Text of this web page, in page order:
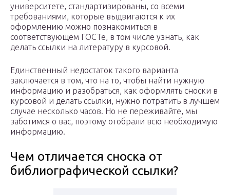
университете, стандартизированы, со всеми
требованиями, которые выдвигаются к их
оформлению можно познакомиться в
соответствующем ГОСТе, в том числе узнать, как
делать ссылки на литературу в курсовой.
Единственный недостаток такого варианта
заключается в том, что на то, чтобы найти нужную
информацию и разобраться, как оформлять сноски в
курсовой и делать ссылки, нужно потратить в лучшем
случае несколько часов. Но не переживайте, мы
заботимся о вас, поэтому отобрали всю необходимую
информацию.
Чем отличается сноска от
библиографической ссылки?